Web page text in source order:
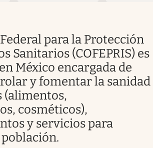
Uruguay
Sanitarios (COFEPRIS) es
México encargada de
y fomentar la sanidad
(alimentos,
cosméticos),
y servicios para